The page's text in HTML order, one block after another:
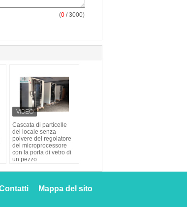
(0 / 3000)
Cascata di particelle
del locale senza
polvere del regolatore
del microprocessore
con la porta di vetro di
un pezzo
Mappa del sito